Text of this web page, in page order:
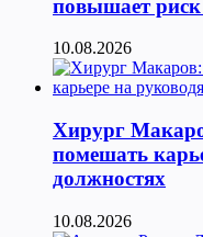
повышает риск
10.08.2026
Хирург
помешать
должностях
10.08.2026